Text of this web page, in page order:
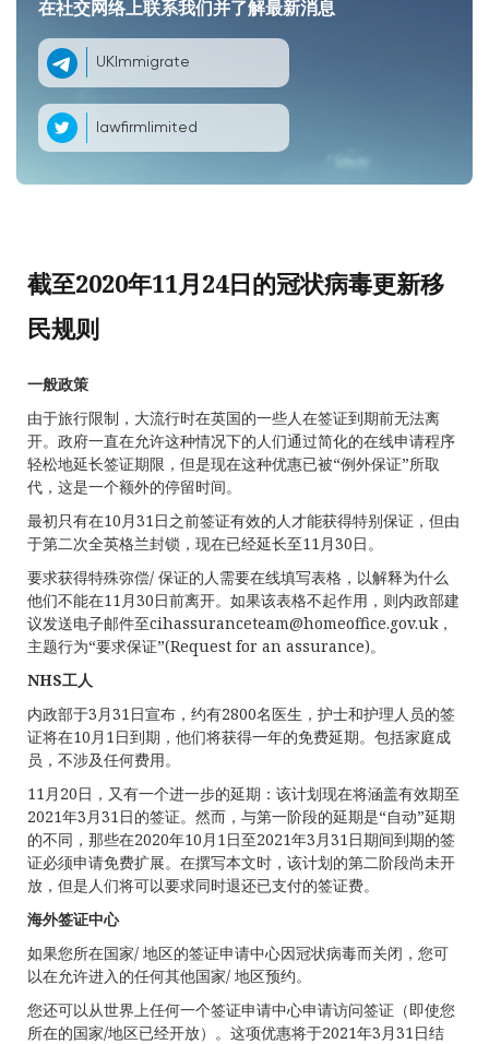
在社交网络上联系我们并了解最新消息
UKImmigrate
lawfirmlimited
截至2020年11月24日的冠状病毒更新移
民规则
一般政策
由于旅行限制，大流行时在英国的一些人在签证到期前无法离
开。政府一直在允许这种情况下的人们通过简化的在线申请程序
轻松地延长签证期限，但是现在这种优惠已被“例外保证”所取
代，这是一个额外的停留时间。
最初只有在10月31日之前签证有效的人才能获得特别保证，但由
于第二次全英格兰封锁，现在已经延长至11月30日。
要求获得特殊弥偿/ 保证的人需要在线填写表格，以解释为什么
他们不能在11月30日前离开。如果该表格不起作用，则内政部建
议发送电子邮件至cihassuranceteam@homeoffice.gov.uk，
主题行为“要求保证”(Request for an assurance)。
NHS工人
内政部于3月31日宣布，约有2800名医生，护士和护理人员的签
证将在10月1日到期，他们将获得一年的免费延期。包括家庭成
员，不涉及任何费用。
11月20日，又有一个进一步的延期：该计划现在将涵盖有效期至
2021年3月31日的签证。然而，与第一阶段的延期是“自动”延期
的不同，那些在2020年10月1日至2021年3月31日期间到期的签
证必须申请免费扩展。在撰写本文时，该计划的第二阶段尚未开
放，但是人们将可以要求同时退还已支付的签证费。
海外签证中心
如果您所在国家/ 地区的签证申请中心因冠状病毒而关闭，您可
以在允许进入的任何其他国家/ 地区预约。
您还可以从世界上任何一个签证申请中心申请访问签证（即使您
所在的国家/地区已经开放）。这项优惠将于2021年3月31日结